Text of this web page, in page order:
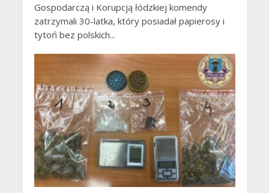
Gospodarczą i Korupcją łódzkiej komendy
zatrzymali 30-latka, który posiadał papierosy i
tytoń bez polskich...